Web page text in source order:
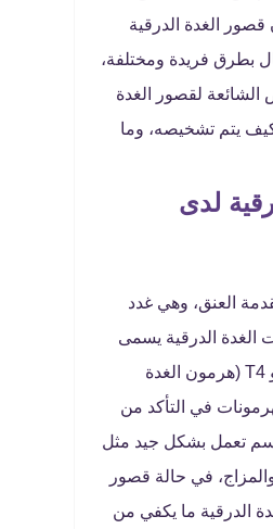
قصور الغدة الدرقية
بطرق فريدة ومختلفة،
لقصور الغدة
يتم تشخيصه، وما
لدى
العنق، وهي غدد
الغدة الدرقية يسمى
T3 (ثلاثي يودوثيرونين) و T4 (هرمون الغدة
في التأكد من
تعمل بشكل جيد مثل
والمزاج، في حالة قصور
الدرقية ما يكفي من